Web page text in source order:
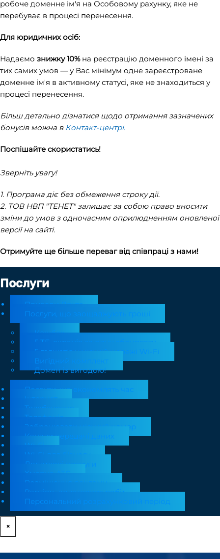
робоче доменне ім'я на Особовому рахунку, яке не
перебуває в процесі перенесення.
Для юридичних осіб:
Надаємо знижку 10%на реєстрацію доменного імені за
тих самих умов — у Вас мінімум одне зареєстроване
доменне ім'я в активному статусі, яке не знаходиться у
процесі перенесення.
Більш детально дізнатися щодо отримання зазначених
бонусів можна в Контакт-центрі.
Поспішайте скористатись!
Зверніть увагу!
1. Програма діє без обмеження строку дії.
2. ТОВ НВП "ТЕНЕТ" залишає за собою право вносити
зміни до умов з одночасним оприлюдненням оновленої
версії на сайті.
Отримуйте ще більше переваг від співпраці з нами!
Послуги
Приведи Друга
Послуги, що заощаджують гроші
Кешбек
5 ТБ-екранів за одну абонплату
5 гаджетів у міській мережі Wi-Fi
Вигідний комплект
Домен із вигодою!
Послуги, що економлять час
Інтернет
Телебачення
Телефонія
Забронювати міський номер
Канали передачі даних
Wi-Fi
Wi-Fi для бізнесу
Додаткові послуги
Хмарна АТС
Розміщення реклами
Вартість додаткових робіт
Персональний розрахунковий період
×